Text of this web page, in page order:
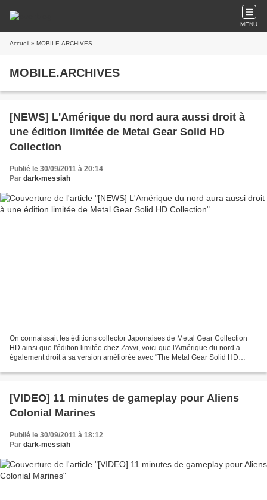
MENU
Accueil » MOBILE.ARCHIVES
MOBILE.ARCHIVES
[NEWS] L'Amérique du nord aura aussi droit à
une édition limitée de Metal Gear Solid HD
Collection
Publié le 30/09/2011 à 20:14
Par dark-messiah
On connaissait les éditions collector Japonaises de Metal Gear Collection
HD ainsi que l'édition limitée chez Zavvi, voici que l'Amérique du nord a
également droit à sa version améliorée avec "The Metal Gear Solid HD
[VIDEO] 11 minutes de gameplay pour Aliens
Colonial Marines
Publié le 30/09/2011 à 18:12
Par dark-messiah